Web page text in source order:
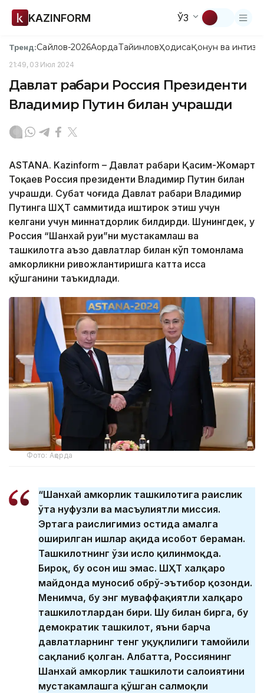
KAZINFORM ЎЗ
Тренд:Сайлов-2026АқордаТайинловҲодисаҚонун ва
21:49, 03 Июл 2024
Давлат раҳбари Россия Президенти
Владимир Путин билан учрашди
ASTANA. Kazinform – Давлат раҳбари Қасим-Жомарт
Тоқаев Россия президенти Владимир Путин билан
учрашди. Суҳбат чоғида Давлат раҳбари Владимир
Путинга ШҲТ саммитида иштирок этиш учун
келгани учун миннатдорлик билдирди. Шунингдек, у
Россия “Шанхай руҳи”ни мустаҳкамлаш ва
ташкилотга аъзо давлатлар билан кўп томонлама
ҳамкорликни ривожлантиришга катта ҳисса
қўшганини таъкидлади.
Фото: Ақорда
“Шанхай ҳамкорлик ташкилотига раислик
ўта нуфузли ва масъулиятли миссия.
Эртага раислигимиз остида амалга
оширилган ишлар ҳақида ҳисобот бераман.
Ташкилотнинг ўзи ислоҳ қилинмоқда.
Бироқ, бу осон иш эмас. ШҲТ халқаро
майдонда муносиб обрў-эътибор қозонди.
Менимча, бу энг муваффақиятли халқаро
ташкилотлардан бири. Шу билан бирга, бу
демократик ташкилот, яъни барча
давлатларнинг тенг ҳуқуқлилиги тамойили
сақланиб қолган. Албатта, Россиянинг
Шанхай ҳамкорлик ташкилоти салоҳиятини
мустаҳкамлашга қўшган салмоқли